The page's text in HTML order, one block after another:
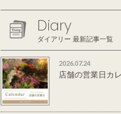
Diary
ダイアリー 最新記事一覧
2026.07.24
店舗の営業日カ